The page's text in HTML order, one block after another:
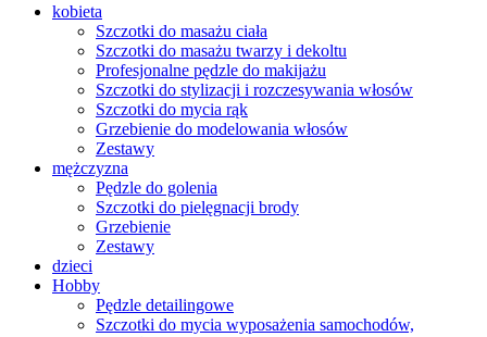
kobieta
Szczotki do masażu ciała
Szczotki do masażu twarzy i dekoltu
Profesjonalne pędzle do makijażu
Szczotki do stylizacji i rozczesywania włosów
Szczotki do mycia rąk
Grzebienie do modelowania włosów
Zestawy
mężczyzna
Pędzle do golenia
Szczotki do pielęgnacji brody
Grzebienie
Zestawy
dzieci
Hobby
Pędzle detailingowe
Szczotki do mycia wyposażenia samochodów,